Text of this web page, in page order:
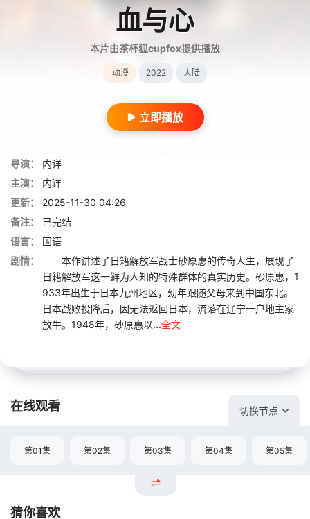
血与心
本片由茶杯狐cupfox提供播放
动漫 2022 大陆
立即播放
导演：
内详
主演：
内详
更新：
2025-11-30 04:26
备注：
已完结
语言：
国语
剧情：
本作讲述了日籍解放军战士砂原惠的传奇人生，展现了
日籍解放军这一鲜为人知的特殊群体的真实历史。砂原惠，1
933年出生于日本九州地区，幼年跟随父母来到中国东北。
日本战败投降后，因无法返回日本，流落在辽宁一户地主家
放牛。1948年，砂原惠以...全文
在线观看 切换节点
第01集 第02集 第03集 第04集 第05集
猜你喜欢